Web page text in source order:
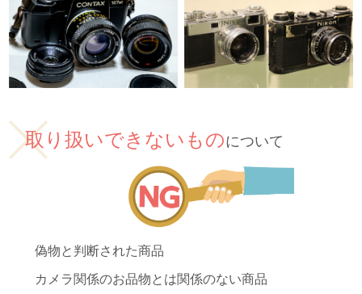
取り扱いできないものについて
偽物と判断された商品
カメラ関係のお品物とは関係のない商品